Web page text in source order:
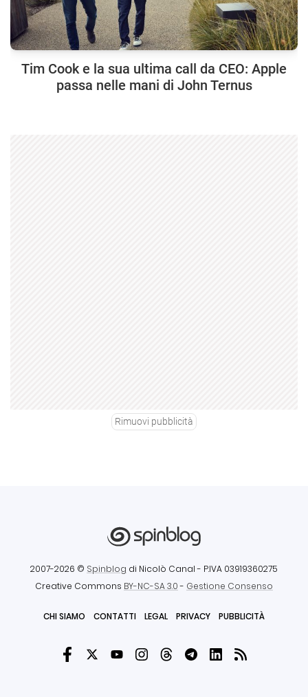
Tim Cook e la sua ultima call da CEO: Apple
passa nelle mani di John Ternus
Rimuovi pubblicità
2007-2026 © Spinblog di Nicolò Canal - P.IVA 03919360275
Creative Commons BY-NC-SA 3.0- Gestione Consenso
CHI SIAMO CONTATTI LEGAL PRIVACY PUBBLICITÀ